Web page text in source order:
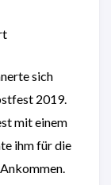
sich
2019.
mit einem
ihm für die